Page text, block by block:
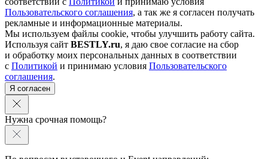
Пользовательского соглашения, а так же я согласен получать
рекламные и информационные материалы.
Мы используем файлы cookie, чтобы улучшить работу сайта.
Используя сайт BESTLY.ru, я даю свое согласие на сбор
и обработку моих персональных данных в соответствии
с Политикой и принимаю условия Пользовательского
соглашения.
Я согласен
Нужна срочная помощь?